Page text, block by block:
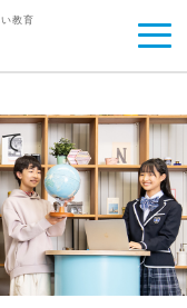
教育